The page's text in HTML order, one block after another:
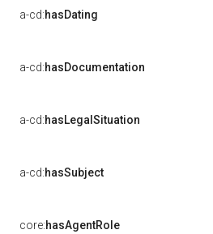
a-cd:hasDating
a-cd:hasDocumentation
a-cd:hasLegalSituation
a-cd:hasSubject
core:hasAgentRole